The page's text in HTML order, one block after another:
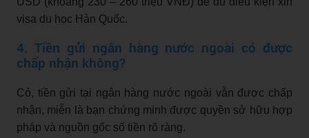
visa du học Hàn Quốc.
4. Tiền gửi ngân hàng nước ngoài có được
chấp nhận không?
Có, tiền gửi tại ngân hàng nước ngoài vẫn được chấp
nhận, miễn là bạn chứng minh được quyền sở hữu hợp
pháp và nguồn gốc số tiền rõ ràng.